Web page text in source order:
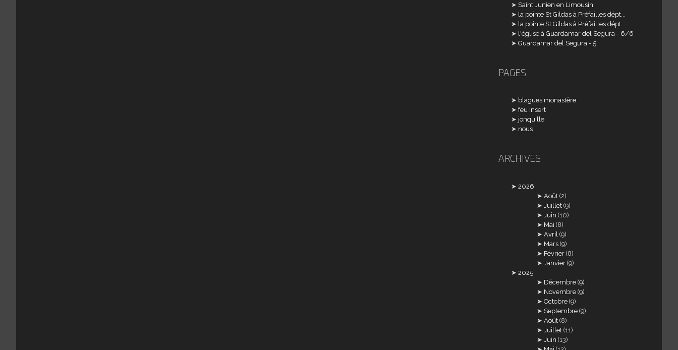
Saint Junien en Limousin
la pointe St Gildas à Préfailles dépt...
la pointe St Gildas à Préfailles dépt...
l'église à Guardamar del Segura - 6/6
Guardamar del Segura - 5
PAGES
blagues monastère
feu insert
jonquille
nous
ARCHIVES
2026
Août (2)
Juillet (9)
Juin (10)
Mai (8)
Avril (9)
Mars (9)
Février (8)
Janvier (9)
2025
Décembre (9)
Novembre (9)
Octobre (9)
Septembre (9)
Août (8)
Juillet (11)
Juin (13)